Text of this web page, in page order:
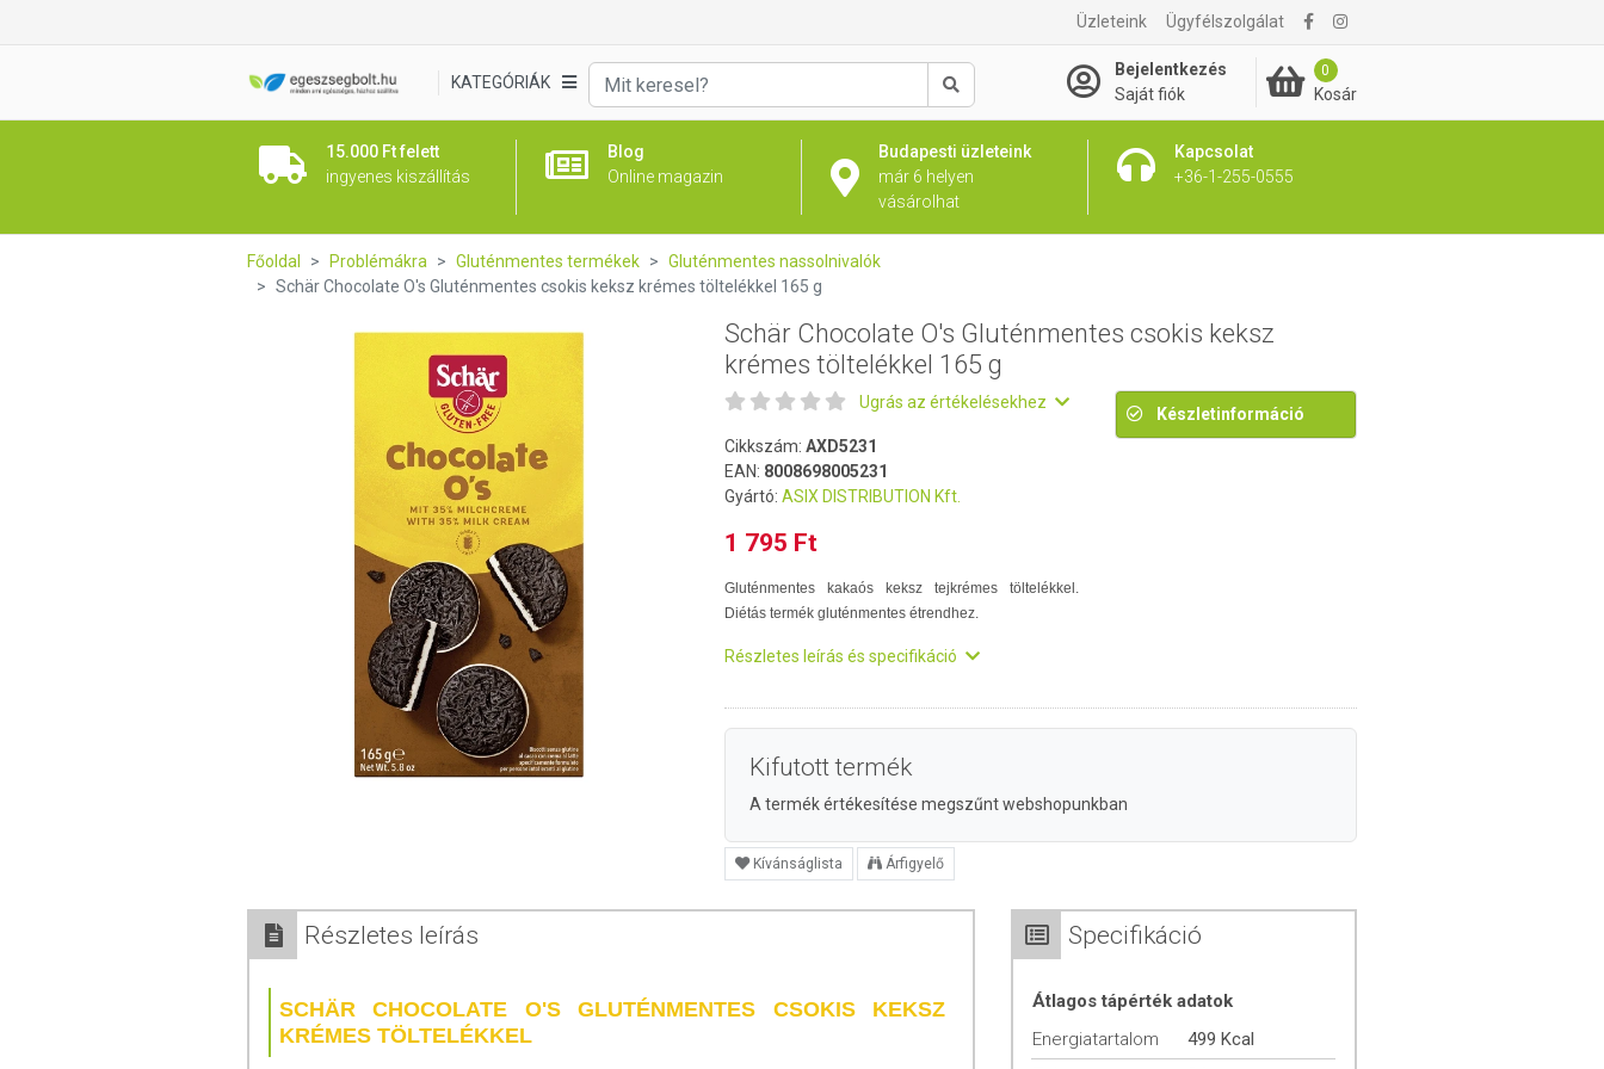
Üzleteink Ügyfélszolgálat
KATEGÓRIÁK
Keresés
Bejelentkezés
Saját fiók
0
Kosár
15.000 Ft felett
ingyenes kiszállítás
Blog
Online magazin
Budapesti üzleteink
már 6 helyen
vásárolhat
Kapcsolat
+36-1-255-0555
1 795 Ft
Főoldal Problémákra Gluténmentes termékek
Gluténmentes nassolnivalók
Schär Chocolate O's Gluténmentes csokis keksz krémes töltelékkel 165 g
Schär Chocolate O's Gluténmentes csokis keksz
krémes töltelékkel 165 g
Ugrás az értékelésekhez
Cikkszám: AXD5231
EAN: 8008698005231
Gyártó: ASIX DISTRIBUTION Kft.
1 795 Ft
Gluténmentes kakaós keksz tejkrémes töltelékkel.
Diétás termék gluténmentes étrendhez.
Részletes leírás és specifikáció
Készletinformáció
Kifutott termék
A termék értékesítése megszűnt webshopunkban
Kívánságlista Árfigyelő
Részletes leírás
SCHÄR CHOCOLATE O'S GLUTÉNMENTES CSOKIS KEKSZ
KRÉMES TÖLTELÉKKEL
Specifikáció
Átlagos tápérték adatok
Energiatartalom
499 Kcal